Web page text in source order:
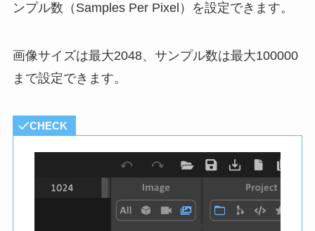
ンプル数（Samples Per Pixel）を設定できます。
画像サイズは最大2048、サンプル数は最大100000
まで設定できます。
CHECK